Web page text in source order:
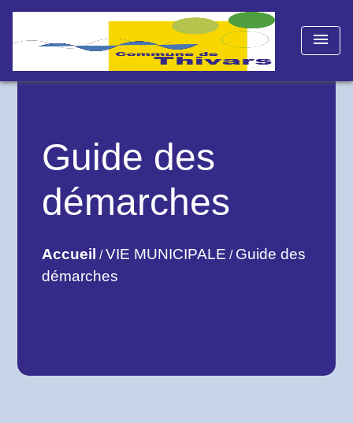
menu
Guide des
démarches
Accueil /VIE MUNICIPALE / Guide des
démarches